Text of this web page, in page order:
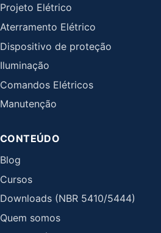
Projeto Elétrico
Aterramento Elétrico
Dispositivo de proteção
Iluminação
Comandos Elétricos
Manutenção
CONTEÚDO
Blog
Cursos
Downloads (NBR 5410/5444)
Quem somos